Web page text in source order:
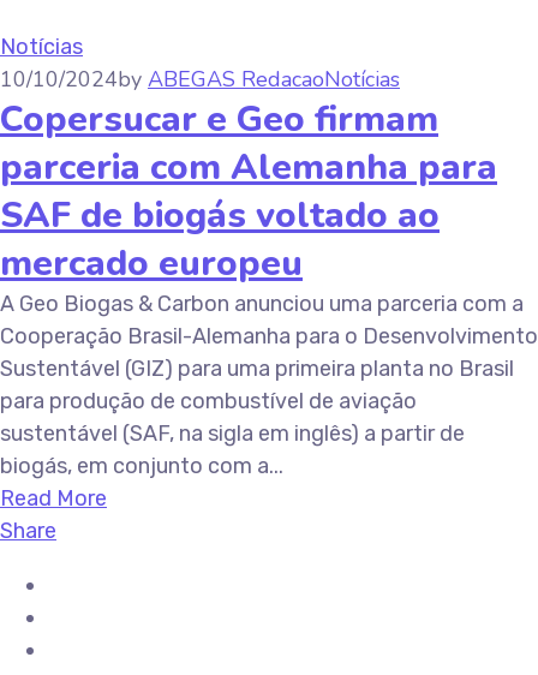
Notícias
10/10/2024by ABEGAS RedacaoNotícias
Copersucar e Geo firmam
parceria com Alemanha para
SAF de biogás voltado ao
mercado europeu
A Geo Biogas & Carbon anunciou uma parceria com a
Cooperação Brasil-Alemanha para o Desenvolvimento
Sustentável (GIZ) para uma primeira planta no Brasil
para produção de combustível de aviação
sustentável (SAF, na sigla em inglês) a partir de
biogás, em conjunto com a...
Read More
Share